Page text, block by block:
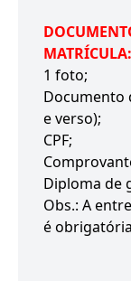
MATRÍCULA:
1 foto;
Documento
e verso);
CPF;
Diploma de
Obs.: A
é